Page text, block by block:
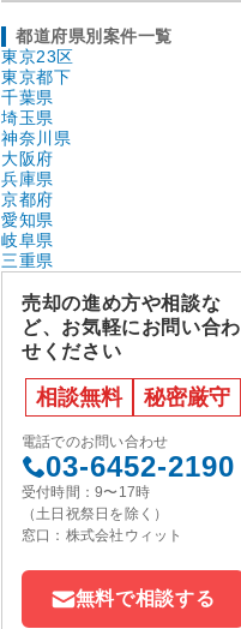
都道府県別案件一覧
東京23区
東京都下
千葉県
埼玉県
神奈川県
大阪府
兵庫県
京都府
愛知県
岐阜県
三重県
売却の進め方や相談な
ど、お気軽にお問い合わ
せください
相談無料 秘密厳守
電話でのお問い合わせ
03-6452-2190
受付時間：9〜17時
（土日祝祭日を除く）
窓口：株式会社ウィット
無料で相談する